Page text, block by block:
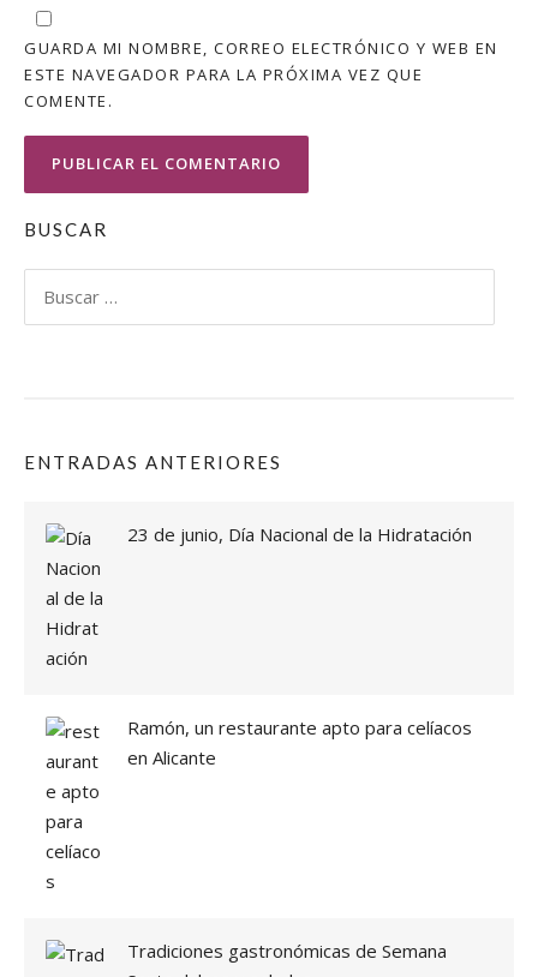
GUARDA MI NOMBRE, CORREO ELECTRÓNICO Y WEB EN
ESTE NAVEGADOR PARA LA PRÓXIMA VEZ QUE
COMENTE.
BUSCAR
ENTRADAS ANTERIORES
23 de junio, Día Nacional de la Hidratación
Ramón, un restaurante apto para celíacos
en Alicante
Tradiciones gastronómicas de Semana